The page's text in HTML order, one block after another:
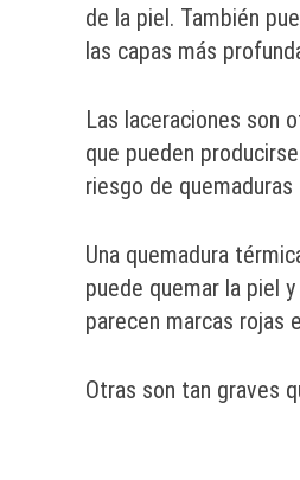
de la piel. También
las capas más
Las laceraciones son
que pueden
riesgo de
Una quemadura
puede quemar la piel
parecen marcas rojas
Otras son tan graves